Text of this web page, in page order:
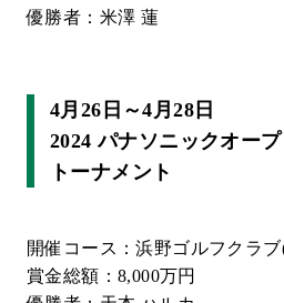
優勝者：米澤 蓮
4月26日～4月28日
2024 パナソニックオー
トーナメント
開催コース：浜野ゴルフクラ
賞金総額：8,000万円